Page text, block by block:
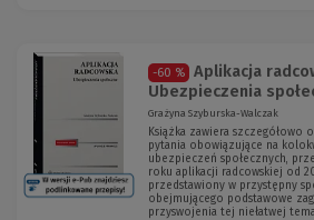
-60 %
Aplikacja
Ubezpieczenia
Grażyna Szyburska-Walczak
Książka zawiera szczegółowo
pytania obowiązujące na
ubezpieczeń społecznych,
roku aplikacji radcowskiej od
przedstawiony w przystępny
obejmującego podstawowe
przyswojenia tej niełatwej